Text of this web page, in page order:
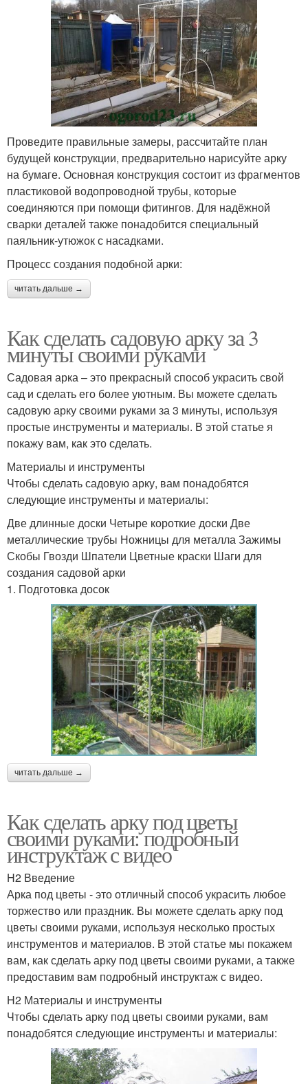
Проведите правильные замеры, рассчитайте план
будущей конструкции, предварительно нарисуйте арку
на бумаге. Основная конструкция состоит из фрагментов
пластиковой водопроводной трубы, которые
соединяются при помощи фитингов. Для надёжной
сварки деталей также понадобится специальный
паяльник-утюжок с насадками.
Процесс создания подобной арки:
читать дальше →
Как сделать садовую арку за 3
минуты своими руками
Садовая арка – это прекрасный способ украсить свой
сад и сделать его более уютным. Вы можете сделать
садовую арку своими руками за 3 минуты, используя
простые инструменты и материалы. В этой статье я
покажу вам, как это сделать.
Материалы и инструменты
Чтобы сделать садовую арку, вам понадобятся
следующие инструменты и материалы:
Две длинные доски Четыре короткие доски Две
металлические трубы Ножницы для металла Зажимы
Скобы Гвозди Шпатели Цветные краски Шаги для
создания садовой арки
1. Подготовка досок
читать дальше →
Как сделать арку под цветы
своими руками: подробный
инструктаж с видео
H2 Введение
Арка под цветы - это отличный способ украсить любое
торжество или праздник. Вы можете сделать арку под
цветы своими руками, используя несколько простых
инструментов и материалов. В этой статье мы покажем
вам, как сделать арку под цветы своими руками, а также
предоставим вам подробный инструктаж с видео.
H2 Материалы и инструменты
Чтобы сделать арку под цветы своими руками, вам
понадобятся следующие инструменты и материалы: